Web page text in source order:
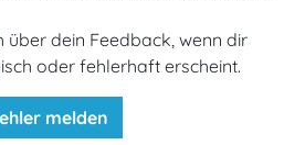
über dein Feedback, wenn dir
oder fehlerhaft erscheint.
melden